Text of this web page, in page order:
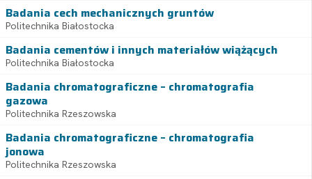
Badania cech mechanicznych gruntów
Politechnika Białostocka
Badania cementów i innych materiałów wiążących
Politechnika Białostocka
Badania chromatograficzne – chromatografia
gazowa
Politechnika Rzeszowska
Badania chromatograficzne – chromatografia
jonowa
Politechnika Rzeszowska